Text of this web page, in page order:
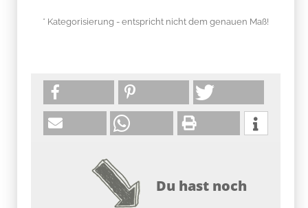
* Kategorisierung - entspricht nicht dem genauen Maß!
Du hast noch